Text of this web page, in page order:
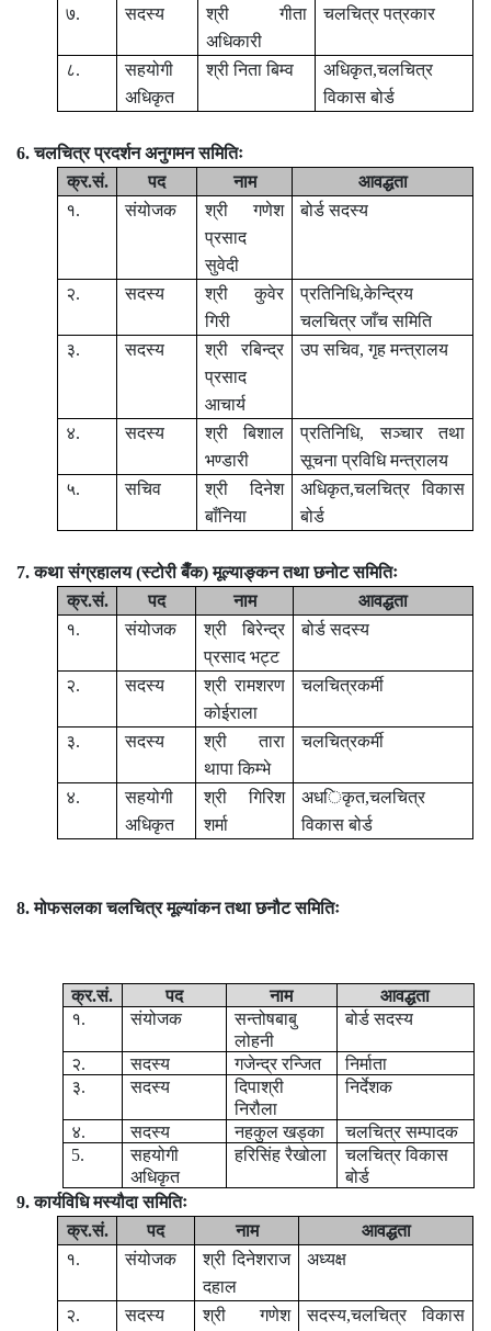
७. सदस्य
श्री गीता
अधिकारी
चलचित्र पत्रकार
८.
सहयोगी
अधिकृत
श्री निता बिम्व
अधिकृत,चलचित्र
विकास बोर्ड
6. चलचित्र प्रदर्शन अनुगमन समितिः
क्र.सं.
पद नाम
आवद्धता
१.
संयोजक
श्री गणेश
प्रसाद
सुवेदी
बोर्ड सदस्य
२. सदस्य
श्री कुवेर
गिरी
प्रतिनिधि,केन्द्रिय
चलचित्र जाँच समिति
३.
सदस्य
श्री रबिन्द्र
प्रसाद
आचार्य
उप सचिव,गृह मन्त्रालय
४. सदस्य
श्री बिशाल
भण्डारी
प्रतिनिधि,सञ्चार तथा
सूचना प्रविधि मन्त्रालय
५.
सचिव
श्री दिनेश
बाँनिया
अधिकृत,चलचित्र विकास
बोर्ड
7. कथा संग्रहालय (स्टोरी बैँक) मूल्याङ्कन तथा छनोट समितिः
क्र.सं.
पद नाम
आवद्धता
१.
संयोजक
श्री बिरेन्द्र
प्रसाद भट्ट
बोर्ड सदस्य
२. सदस्य
श्री रामशरण
कोईराला
चलचित्रकर्मी
३. सदस्य
श्री तारा
थापा किम्भे
चलचित्रकर्मी
४.
सहयोगी
अधिकृत
श्री गिरिश
शर्मा
अधिकृत,चलचित्र
विकास बोर्ड
8. मोफसलका चलचित्र मूल्यांकन तथा छनौट समितिः
क्र.सं. पद नाम
आवद्धता
१.
संयोजक
सन्तोषबाबु
लोहनी
बोर्ड सदस्य
२. सदस्य गजेन्द्र रन्जित
निर्माता
३.
सदस्य
दिपाश्री
निरौला
निर्देशक
४. सदस्य नहकुल खड्का
चलचित्र सम्पादक
5.
सहयोगी
अधिकृत
हरिसिंह रैखोला
चलचित्र विकास
बोर्ड
9. कार्यविधि मस्यौदा समितिः
क्र.सं.
पद नाम
आवद्धता
१.
संयोजक
श्री दिनेशराज
दहाल
अध्यक्ष
२. सदस्य
श्री गणेश
सदस्य,चलचित्र विकास